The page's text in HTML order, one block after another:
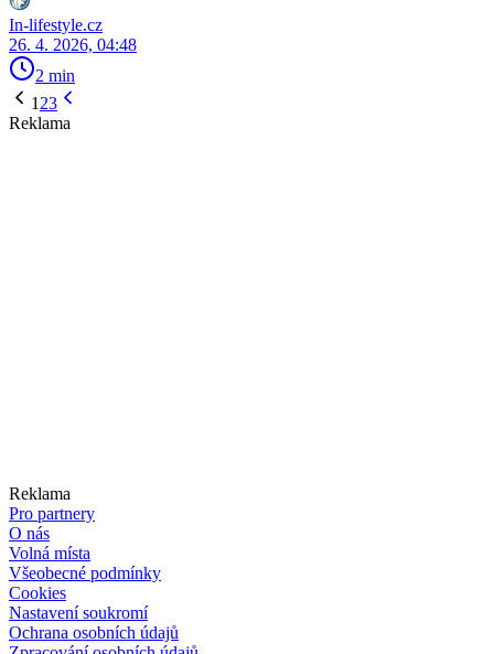
In-lifestyle.cz
26. 4. 2026, 04:48
2 min
123
Reklama
Reklama
Pro partnery
O nás
Volná místa
Všeobecné podmínky
Cookies
Nastavení soukromí
Ochrana osobních údajů